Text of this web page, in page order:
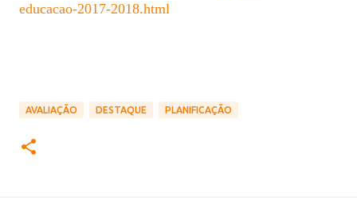
educacao-2017-2018.html
AVALIAÇÃO DESTAQUE PLANIFICAÇÃO